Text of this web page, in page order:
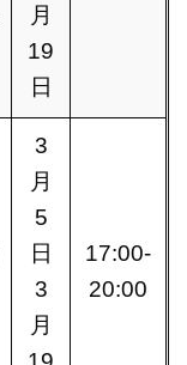
月
19
日
3
月
5
日
3
月
17:00-
20:00